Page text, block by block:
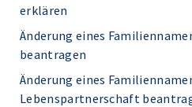
erklären
Änderung eines
beantragen
Änderung eines
Lebenspartnerschaft